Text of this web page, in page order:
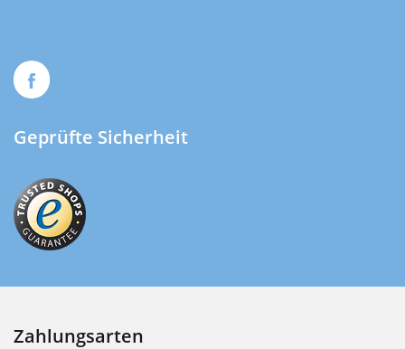
Geprüfte Sicherheit
Zahlungsarten